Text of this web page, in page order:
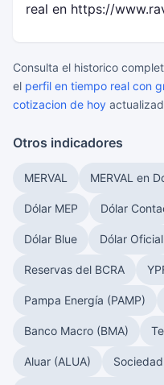
real en https://
Consulta el historico
el perfil en tiempo real con
cotizacion de hoy
Otros indicadores
MERVAL MERVAL en
Dólar MEP Dólar
Dólar Blue Dólar Oficial
Reservas del BCRA
Pampa Energía (PAMP)
Banco Macro (BMA)
Aluar (ALUA)